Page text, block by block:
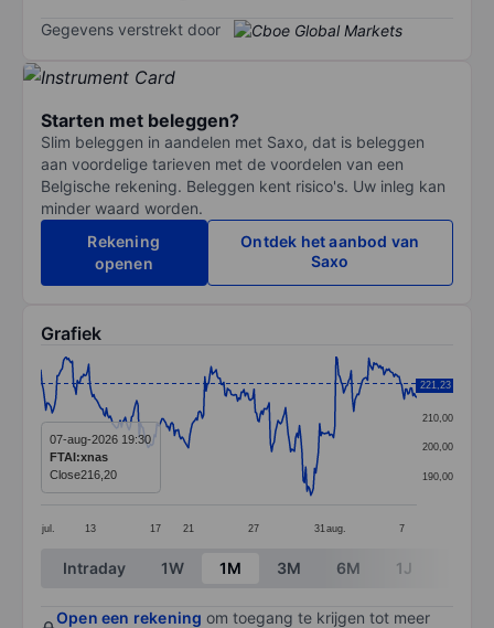
Gegevens verstrekt door
Starten met beleggen?
Slim beleggen in aandelen met Saxo, dat is beleggen
aan voordelige tarieven met de voordelen van een
Belgische rekening. Beleggen kent risico's. Uw inleg kan
minder waard worden.
Rekening
openen
Ontdek het aanbod van
Saxo
Grafiek
Chart
Line chart with 299 data points.
The chart has 1 X axis displaying categories.
The chart has 1 Y axis displaying values. Data
jul. 13 17 21 27 31 aug. 7
190,00
200,00
210,00
220,00
221,23
07-aug-2026 19:30
FTAI:xnas
Close216,20
End of interactive chart.
Intraday 1W 1M 3M 6M 1J
Open een rekening om toegang te krijgen tot meer